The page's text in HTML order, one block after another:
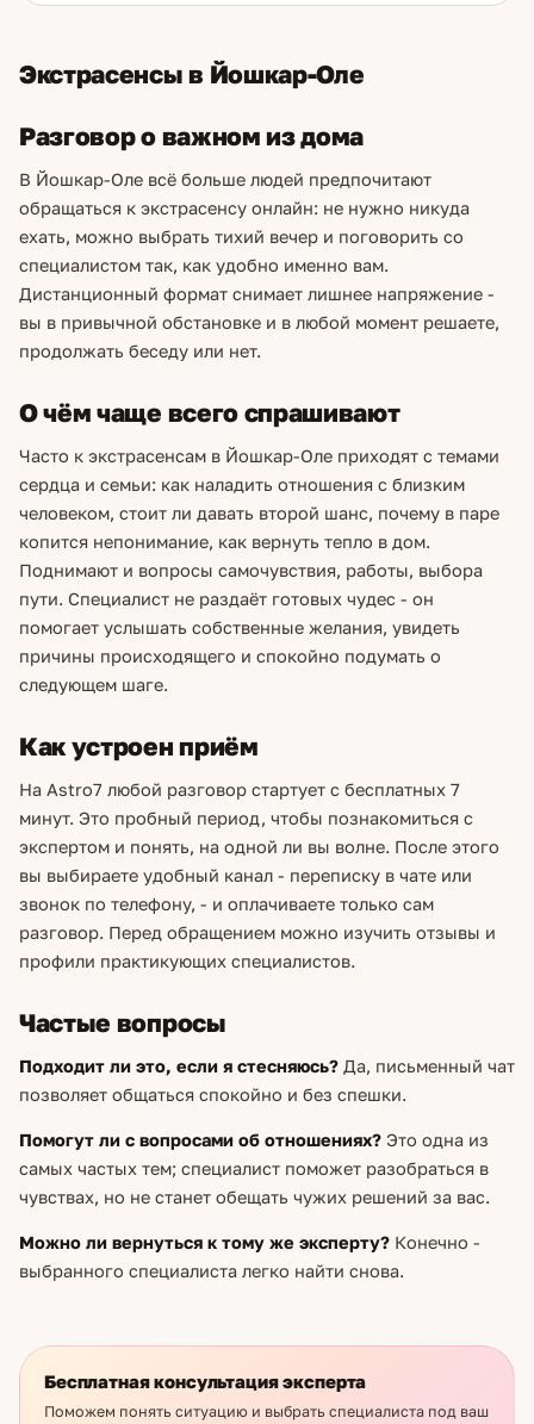
Экстрасенсы в Йошкар-Оле
Разговор о важном из дома
В Йошкар-Оле всё больше людей предпочитают
обращаться к экстрасенсу онлайн: не нужно никуда
ехать, можно выбрать тихий вечер и поговорить со
специалистом так, как удобно именно вам.
Дистанционный формат снимает лишнее напряжение -
вы в привычной обстановке и в любой момент решаете,
продолжать беседу или нет.
О чём чаще всего спрашивают
Часто к экстрасенсам в Йошкар-Оле приходят с темами
сердца и семьи: как наладить отношения с близким
человеком, стоит ли давать второй шанс, почему в паре
копится непонимание, как вернуть тепло в дом.
Поднимают и вопросы самочувствия, работы, выбора
пути. Специалист не раздаёт готовых чудес - он
помогает услышать собственные желания, увидеть
причины происходящего и спокойно подумать о
следующем шаге.
Как устроен приём
На Astro7 любой разговор стартует с бесплатных 7
минут. Это пробный период, чтобы познакомиться с
экспертом и понять, на одной ли вы волне. После этого
вы выбираете удобный канал - переписку в чате или
звонок по телефону, - и оплачиваете только сам
разговор. Перед обращением можно изучить отзывы и
профили практикующих специалистов.
Частые вопросы
Подходит ли это, если я стесняюсь? Да, письменный чат
позволяет общаться спокойно и без спешки.
Помогут ли с вопросами об отношениях? Это одна из
самых частых тем; специалист поможет разобраться в
чувствах, но не станет обещать чужих решений за вас.
Можно ли вернуться к тому же эксперту? Конечно -
выбранного специалиста легко найти снова.
Бесплатная консультация эксперта
Поможем понять ситуацию и выбрать специалиста под ваш